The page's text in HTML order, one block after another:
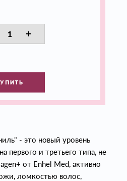
- это новый уровень
первого и третьего типа, не
от Enhel Med, активно
ломкостью волос,